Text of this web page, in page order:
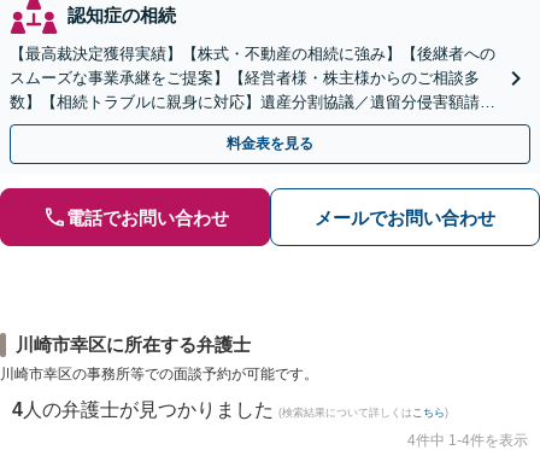
認知症の相続
【最高裁決定獲得実績】【株式・不動産の相続に強み】【後継者への
スムーズな事業承継をご提案】【経営者様・株主様からのご相談多
数】【相続トラブルに親身に対応】遺産分割協議／遺留分侵害額請求
／遺言書作成も丁寧に対応【40分相談無料】【渋谷駅3分】
料金表を見る
電話でお問い合わせ メールでお問い合わせ
川崎市幸区に所在する弁護士
川崎市幸区の事務所等での面談予約が可能です。
4 人の弁護士が見つかりました (検索結果について詳しくは こちら)
4件中 1-4件を表示